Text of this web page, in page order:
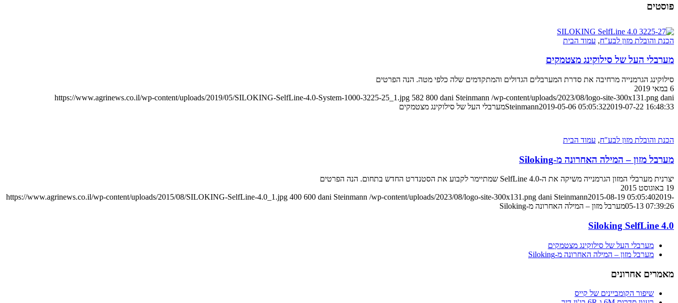
פוסטים
הכנת והובלת מזון לבע"ח, עמוד הבית
מערבלי העל של סילוקינג מצטמקים
סילוקינג הגרמנייה מרחיבה את סדרת המערבלים הגדולים והמתקדמים שלה כלפי מטה. הנה הפרטים
6 במאי 2019
https://www.agrinews.co.il/wp-content/uploads/2019/05/SILOKING-SelfLine-4.0-System-1000-3225-25_1.jpg 582 800 dani Steinmann /wp-content/uploads/2023/08/logo-site-300x131.png dani
Steinmann2019-05-06 05:05:322019-07-22 16:48:33 מערבלי העל של סילוקינג מצטמקים
הכנת והובלת מזון לבע"ח, עמוד הבית
מערבל מזון – המילה האחרונה מ-Siloking
יצרנית מערבלי המזון הגרמנייה משיקה את ה-SelfLine 4.0 שמתיימר לקבוע את הסטנדרט החדש בתחום. הנה הפרטים
19 באוגוסט 2015
https://www.agrinews.co.il/wp-content/uploads/2015/08/SILOKING-SelfLine-4.0_1.jpg 400 600 dani Steinmann /wp-content/uploads/2023/08/logo-site-300x131.png dani Steinmann2015-08-19 05:05:402019-
05-13 07:39:26מערבל מזון – המילה האחרונה מ-Siloking
Siloking SelfLine 4.0
מערבלי העל של סילוקינג מצטמקים
מערבל מזון – המילה האחרונה מ-Siloking
מאמרים אחרונים
שיפור הקומביינים של קייס